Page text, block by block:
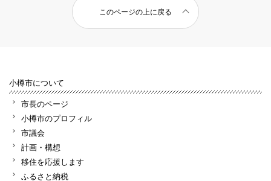
このページの上に戻る
小樽市について
市長のページ
小樽市のプロフィル
市議会
計画・構想
移住を応援します
ふるさと納税